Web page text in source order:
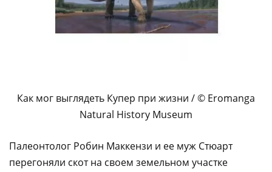
Как мог выглядеть Купер при жизни / © Eromanga
Natural History Museum
Палеонтолог Робин Маккензи и ее муж Стюарт
перегоняли скот на своем земельном участке